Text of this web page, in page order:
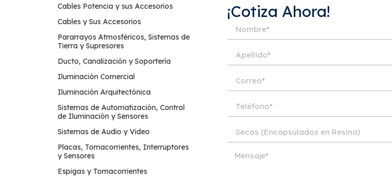
Cables Potencia y sus Accesorios
Cables y Sus Accesorios
Pararrayos Atmosféricos, Sistemas de
Tierra y Supresores
Ducto, Canalización y Soportería
Iluminación Comercial
Iluminación Arquitectónica
Sistemas de Automatización, Control
de Iluminación y Sensores
Sistemas de Audio y Video
Placas, Tomacorrientes, Interruptores
y Sensores
Espigas y Tomacorrientes
¡Cotiza Ahora!